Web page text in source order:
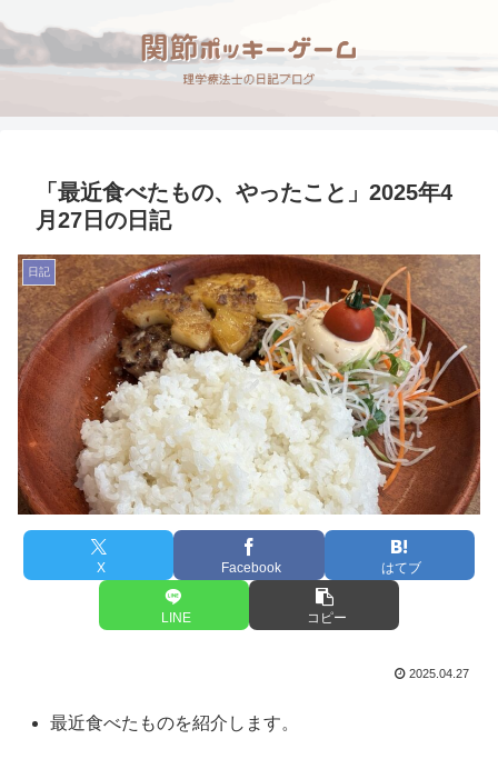
「最近食べたもの、やったこと」2025年4
月27日の日記
日記
X Facebook はてブ
LINE コピー
2025.04.27
最近食べたものを紹介します。